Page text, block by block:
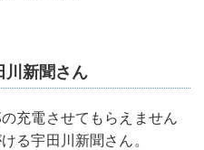
川新聞さん
充電させてもらえません
る宇田川新聞さん。